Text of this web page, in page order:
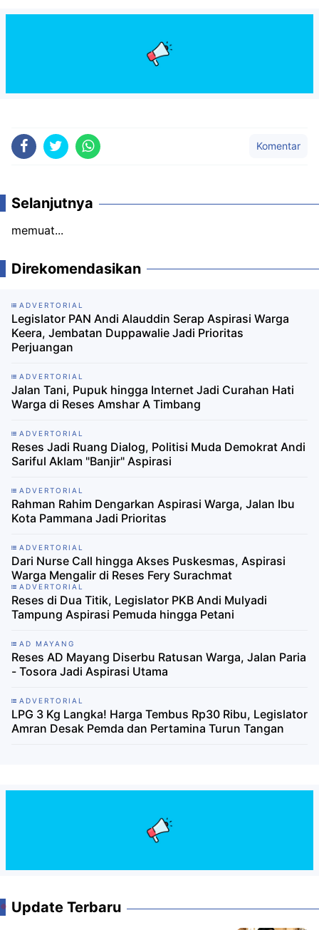
Komentar
Selanjutnya
memuat...
Direkomendasikan
ADVERTORIAL
Legislator PAN Andi Alauddin Serap Aspirasi Warga
Keera, Jembatan Duppawalie Jadi Prioritas
Perjuangan
ADVERTORIAL
Jalan Tani, Pupuk hingga Internet Jadi Curahan Hati
Warga di Reses Amshar A Timbang
ADVERTORIAL
Reses Jadi Ruang Dialog, Politisi Muda Demokrat Andi
Sariful Aklam "Banjir" Aspirasi
ADVERTORIAL
Rahman Rahim Dengarkan Aspirasi Warga, Jalan Ibu
Kota Pammana Jadi Prioritas
ADVERTORIAL
Dari Nurse Call hingga Akses Puskesmas, Aspirasi
Warga Mengalir di Reses Fery Surachmat
ADVERTORIAL
Reses di Dua Titik, Legislator PKB Andi Mulyadi
Tampung Aspirasi Pemuda hingga Petani
AD MAYANG
Reses AD Mayang Diserbu Ratusan Warga, Jalan Paria
- Tosora Jadi Aspirasi Utama
ADVERTORIAL
LPG 3 Kg Langka! Harga Tembus Rp30 Ribu, Legislator
Amran Desak Pemda dan Pertamina Turun Tangan
Update Terbaru